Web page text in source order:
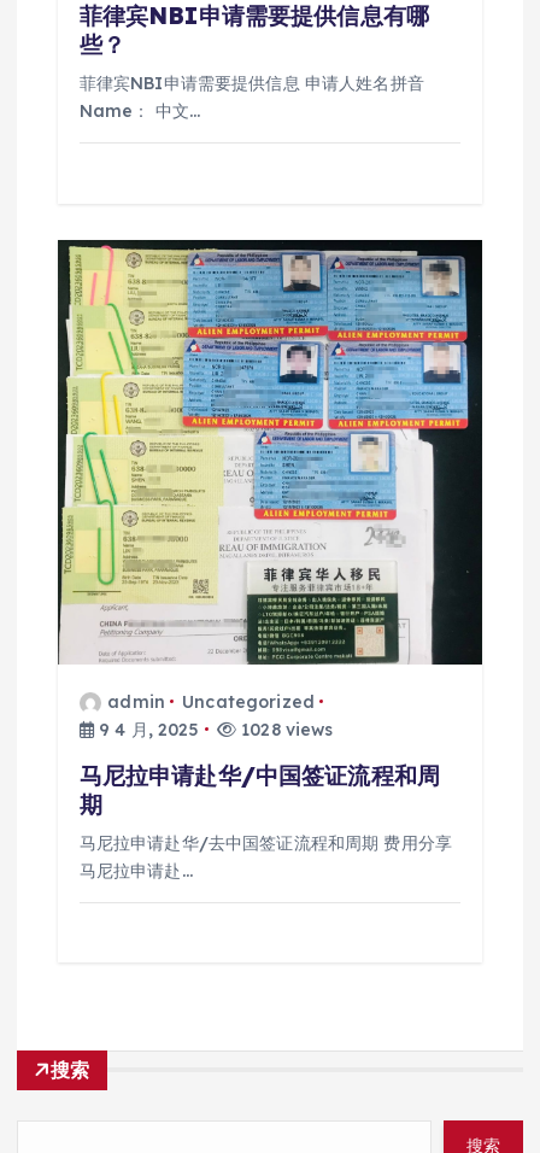
菲律宾NBI申请需要提供信息有哪
些？
菲律宾NBI申请需要提供信息 申请人姓名拼音
Name： 中文…
admin
Uncategorized
9 4 月, 2025
1028 views
马尼拉申请赴华/中国签证流程和周
期
马尼拉申请赴华/去中国签证流程和周期 费用分享
马尼拉申请赴…
搜索
搜索